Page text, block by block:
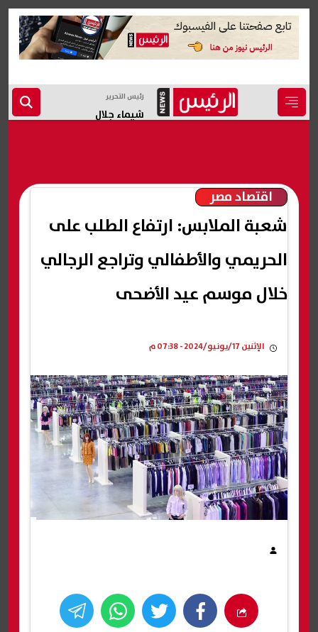
رئيس التحرير
شيماء جلال
اقتصاد مصر
شعبة الملابس: ارتفاع الطلب على
الحريمي والأطفالي وتراجع الرجالي
خلال موسم عيد الأضحى
الإثنين 17/يونيو/2024 - 07:38 م